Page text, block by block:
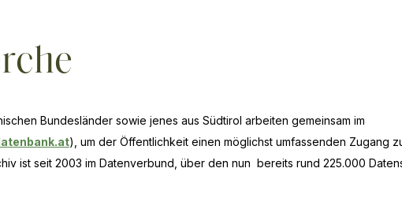
Bundesländer sowie jenes aus Südtirol arbeiten gemeinsam im
), um der Öffentlichkeit einen möglichst umfassenden Zugang
ist seit 2003 im Datenverbund, über den nun bereits rund 225.000